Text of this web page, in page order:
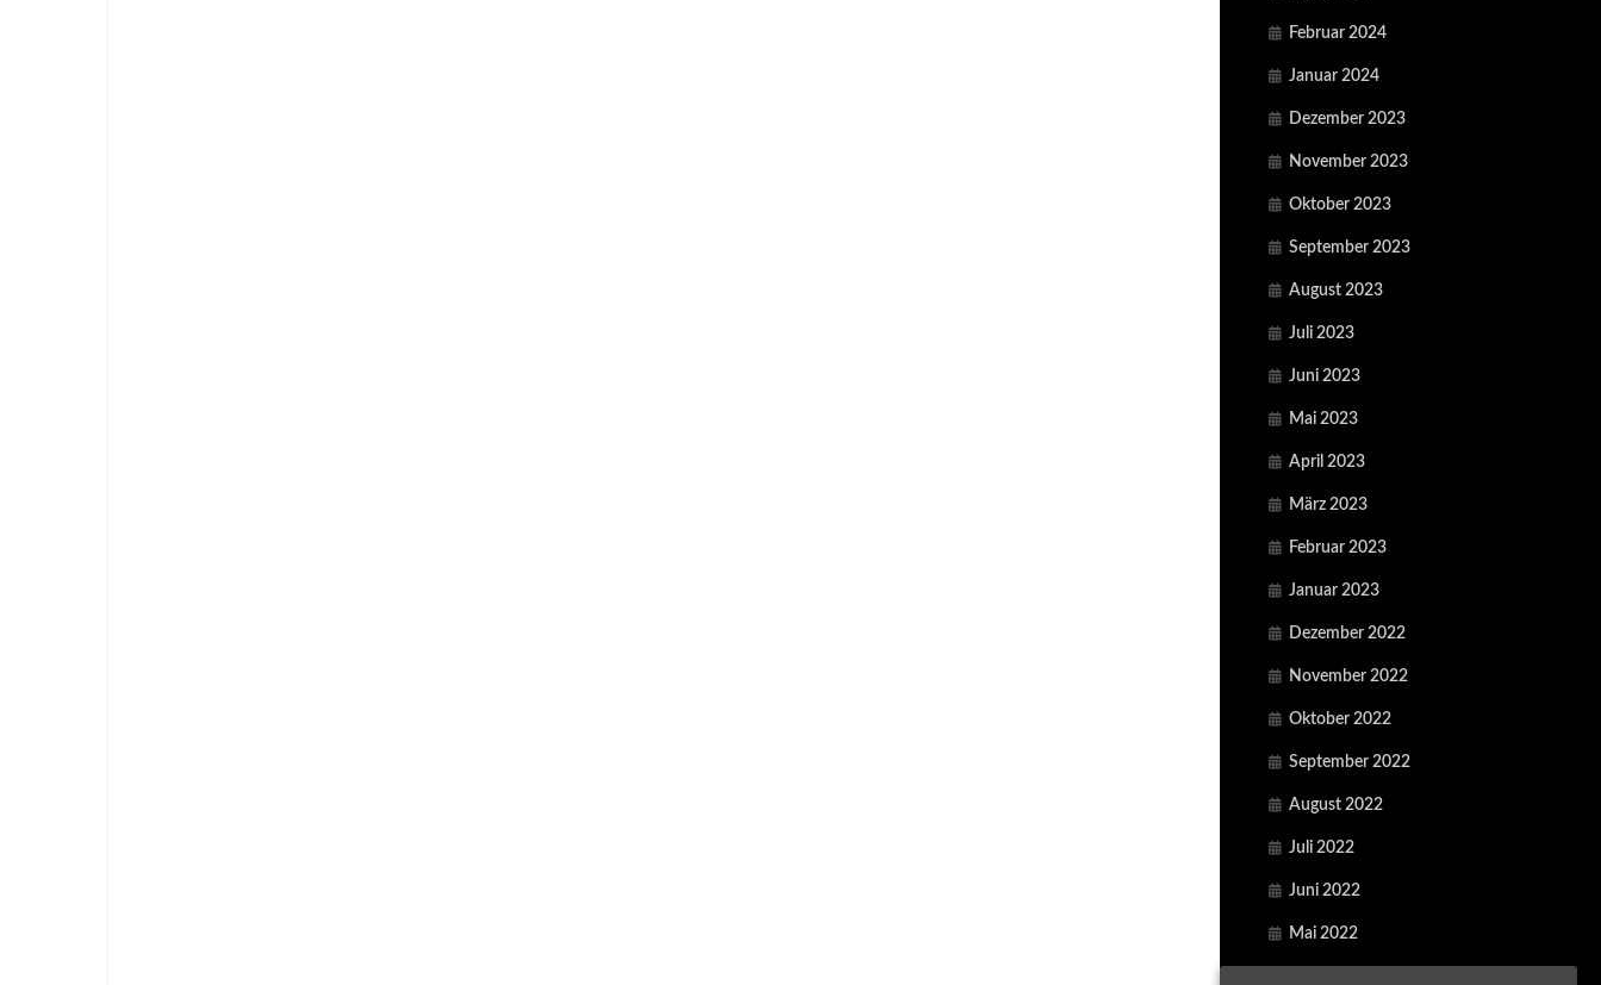
Februar 2024
Januar 2024
Dezember 2023
November 2023
Oktober 2023
September 2023
August 2023
Juli 2023
Juni 2023
Mai 2023
April 2023
März 2023
Februar 2023
Januar 2023
Dezember 2022
November 2022
Oktober 2022
September 2022
August 2022
Juli 2022
Juni 2022
Mai 2022